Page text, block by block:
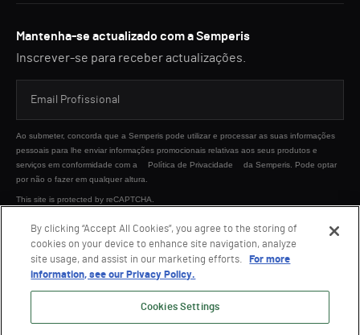
Mantenha-se actualizado com a Semperis
Inscrever-se para receber actualizações.
Ao submeter, concorda que a Semperis pode utilizar e processar as suas informações
pessoais para lhe enviar informações promocionais relativas aos seus produtos e
serviços em conformidade com a
Política de Privacidade
da Semperis. Pode optar
por não o fazer em qualquer altura.
This site is protected by reCAPTCHA.
ENVIAR
By clicking “Accept All Cookies”, you agree to the storing of
cookies on your device to enhance site navigation, analyze
site usage, and assist in our marketing efforts.
For more
information, see our Privacy Policy.
Cookies Settings